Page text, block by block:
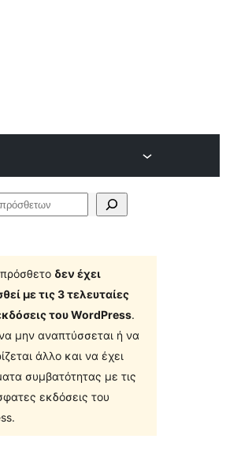
δεν έχει
με τις 3 τελευταίες
του WordPress.
μην αναπτύσσεται ή να
άλλο και να έχει
συμβατότητας με τις
εκδόσεις του